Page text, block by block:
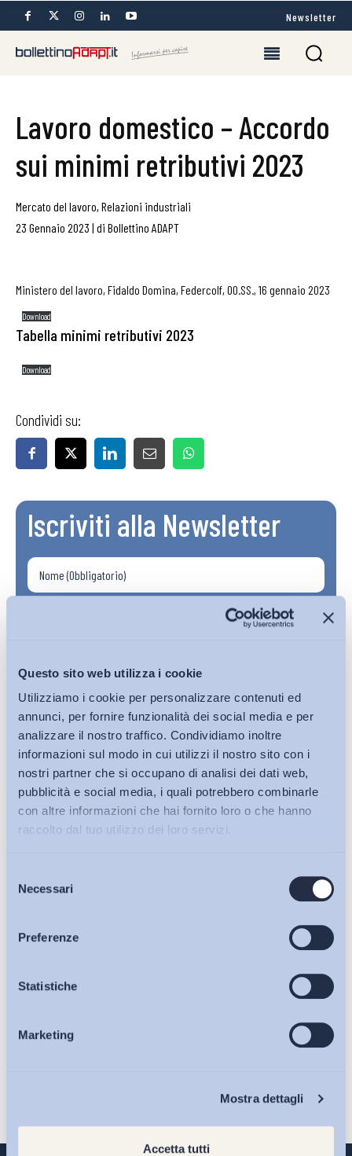
Questo sito web utilizza i cookie
Utilizziamo i cookie per personalizzare contenuti ed
annunci, per fornire funzionalità dei social media e per
analizzare il nostro traffico. Condividiamo inoltre
informazioni sul modo in cui utilizzi il nostro sito con i
nostri partner che si occupano di analisi dei dati web,
pubblicità e social media, i quali potrebbero combinarle
con altre informazioni che hai fornito loro o che hanno
raccolto dal tuo utilizzo dei loro servizi.
delNecessari
Preferenze
Statistiche
Marketing
Mostra dettagli
Accetta tutti
Bollettini ADAPT
Articoli
Osservatori
Eventi
Newsletter
Lavoro domestico – Accordo
sui minimi retributivi 2023
Mercato del lavoro, Relazioni industriali
23 Gennaio 2023 | di Bollettino ADAPT
Ministero del lavoro, Fidaldo Domina, Federcolf, OO.SS., 16 gennaio 2023
Download
Tabella minimi retributivi 2023
Download
Condividi su:
Iscriviti alla Newsletter
Ho letto e Accetto il trattamento dei dati personali descritti
Iscriviti